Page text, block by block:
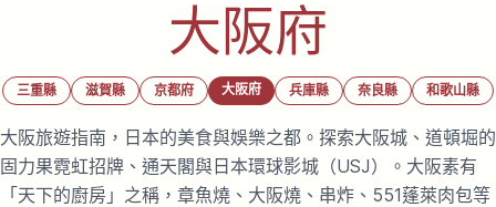
大阪府
三重縣 滋賀縣 京都府 大阪府 兵庫縣 奈良縣 和歌山縣
大阪旅遊指南，日本的美食與娛樂之都。探索大阪城、道頓堀的
固力果霓虹招牌、通天閣與日本環球影城（USJ）。大阪素有
「天下的廚房」之稱，章魚燒、大阪燒、串炸、551蓬萊肉包等